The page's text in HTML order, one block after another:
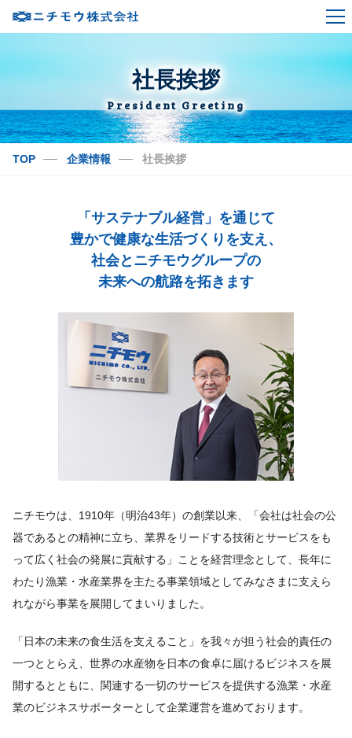
～浜から食卓までを網羅し、挑戦の歩みを未来へ～
事業紹介
IR情報
社長挨拶
President Greeting
TOP 企業情報 社長挨拶
「サステナブル経営」を通じて
豊かで健康な生活づくりを支え、
社会とニチモウグループの
未来への航路を拓きます
ニチモウは、1910年（明治43年）の創業以来、「会社は社会の公
器であるとの精神に立ち、業界をリードする技術とサービスをも
って広く社会の発展に貢献する」ことを経営理念として、長年に
わたり漁業・水産業界を主たる事業領域としてみなさまに支えら
れながら事業を展開してまいりました。
「日本の未来の食生活を支えること」を我々が担う社会的責任の
一つととらえ、世界の水産物を日本の食卓に届けるビジネスを展
開するとともに、関連する一切のサービスを提供する漁業・水産
業のビジネスサポーターとして企業運営を進めております。